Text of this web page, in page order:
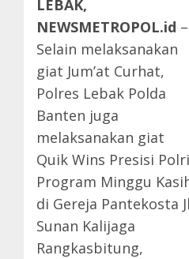
LEBAK,
NEWSMETROPOL.id –
Selain melaksanakan
giat Jum’at Curhat,
Polres Lebak Polda
Banten juga
melaksanakan giat
Quik Wins Presisi
Program Minggu
di Gereja Pantekosta
Sunan Kalijaga
Rangkasbitung,